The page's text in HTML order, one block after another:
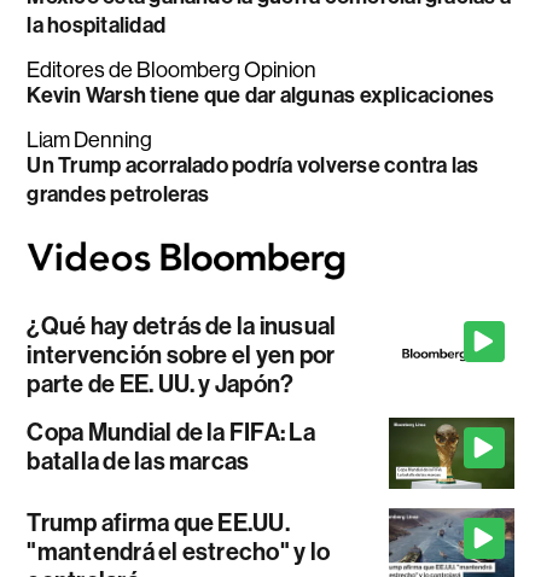
la hospitalidad
Editores de Bloomberg Opinion
Kevin Warsh tiene que dar algunas explicaciones
Liam Denning
Un Trump acorralado podría volverse contra las
grandes petroleras
¿Qué hay detrás de la inusual
intervención sobre el yen por
parte de EE. UU. y Japón?
Copa Mundial de la FIFA: La
batalla de las marcas
Trump afirma que EE.UU.
"mantendrá el estrecho" y lo